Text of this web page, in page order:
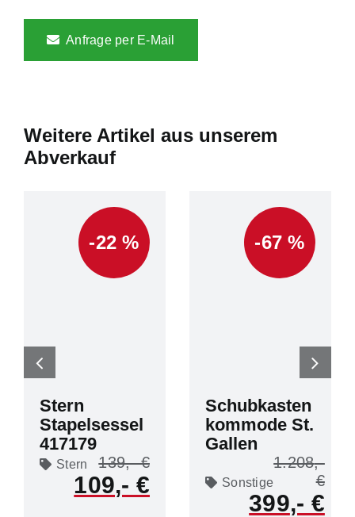
Anfrage per E-Mail
Weitere Artikel aus unserem
Abverkauf
Stern
Stapelsessel
417179
-22 %
Stern 139
109
Schubkasten
kommode St.
Gallen
-67 %
Sonstige
1.208
399